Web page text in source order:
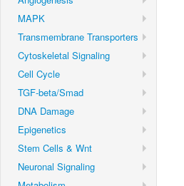
MAPK
Transmembrane Transporters
Cytoskeletal Signaling
Cell Cycle
TGF-beta/Smad
DNA Damage
Epigenetics
Stem Cells & Wnt
Neuronal Signaling